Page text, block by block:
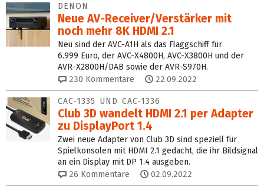
DENON
Neue AV-Receiver/Verstärker mit
noch mehr 8K HDMI 2.1
Neu sind der AVC-A1H als das Flaggschiff für
6.999 Euro, der AVC-X4800H, AVC-X3800H und der
AVR-X2800H/DAB sowie der AVR-S970H.
230 Kommentare 22.09.2022
CAC-1335 UND CAC-1336
Club 3D wandelt HDMI 2.1 per Adapter
zu DisplayPort 1.4
Zwei neue Adapter von Club 3D sind speziell für
Spielkonsolen mit HDMI 2.1 gedacht, die ihr Bildsignal
an ein Display mit DP 1.4 ausgeben.
26 Kommentare 02.09.2022